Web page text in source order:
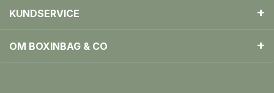
KUNDSERVICE
OM BOXINBAG & CO